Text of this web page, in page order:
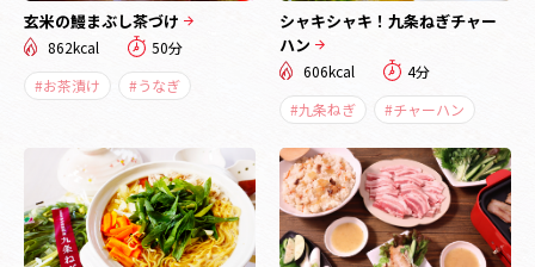
玄米の鰻まぶし茶づけ
862kcal
50分
#お茶漬け
#うなぎ
シャキシャキ！九条ねぎチャー
ハン
606kcal
4分
#九条ねぎ
#チャーハン